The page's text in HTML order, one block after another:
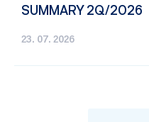
23. 07. 2026
SUMMARY 2Q/2026